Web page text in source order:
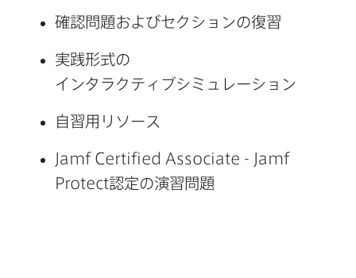
確認問題および​セクションの​復習
実践形式の​
インタラクティブシミュレーション
自習用リソース
Jamf Certified Associate - Jamf
Protect認定の​演習問題